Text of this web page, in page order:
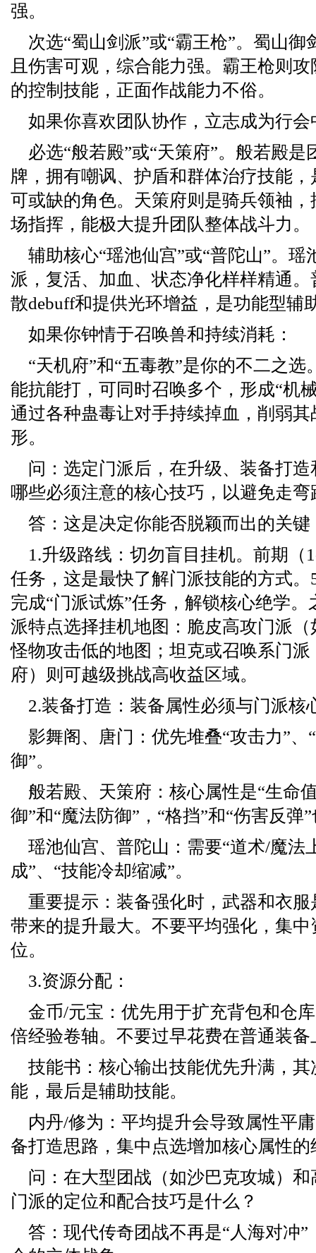
强。
次选“蜀山剑派”或“霸王枪”。蜀山御
且伤害可观，综合能力强。霸王枪则
的控制技能，正面作战能力不俗。
如果你喜欢团队协作，立志成为行
必选“般若殿”或“天策府”。般若殿是
牌，拥有嘲讽、护盾和群体治疗技能
可或缺的角色。天策府则是骑兵领袖
场指挥，能极大提升团队整体战斗力。
辅助核心“瑶池仙宫”或“普陀山”。瑶
派，复活、加血、状态净化样样精通
散debuff和提供光环增益，是功能型辅
如果你钟情于召唤兽和持续消耗：
“天机府”和“五毒教”是你的不二之选
能抗能打，可同时召唤多个，形成“机
通过各种蛊毒让对手持续掉血，削弱
形。
问：选定门派后，在升级、装备打
哪些必须注意的核心技巧，以避免走弯
答：这是决定你能否脱颖而出的关键
1.升级路线：切勿盲目挂机。前期（
任务，这是最快了解门派技能的方式
完成“门派试炼”任务，解锁核心绝学
派特点选择挂机地图：脆皮高攻门派
怪物攻击低的地图；坦克或召唤系门
府）则可越级挑战高收益区域。
2.装备打造：装备属性必须与门派核
影舞阁、唐门：优先堆叠“攻击力”、
御”。
般若殿、天策府：核心属性是“生命
御”和“魔法防御”，“格挡”和“伤害反弹
瑶池仙宫、普陀山：需要“道术/魔法
成”、“技能冷却缩减”。
重要提示：装备强化时，武器和衣
带来的提升最大。不要平均强化，集
位。
3.资源分配：
金币/元宝：优先用于扩充背包和仓
倍经验卷轴。不要过早花费在普通装备
技能书：核心输出技能优先升满，
能，最后是辅助技能。
内丹/修为：平均提升会导致属性平
备打造思路，集中点选增加核心属性的
问：在大型团战（如沙巴克攻城）
门派的定位和配合技巧是什么？
答：现代传奇团战不再是“人海对冲